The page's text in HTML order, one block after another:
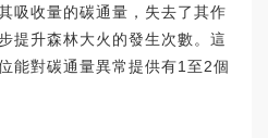
吸收量的碳通量，失去了其作
提升森林大火的發生次數。這
能對碳通量異常提供有1至2個